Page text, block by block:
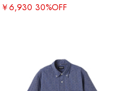
￥6,930 30%OFF